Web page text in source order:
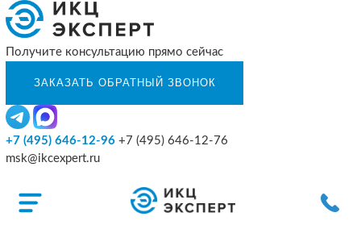
Получите консультацию прямо сейчас
+7 (495) 646-12-96 +7 (495) 646-12-76
msk@ikcexpert.ru